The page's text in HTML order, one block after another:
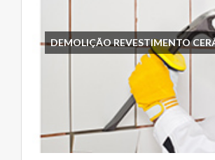
DEMOLIÇÃO REVESTIMENTO